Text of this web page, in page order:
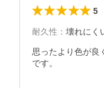
5
耐久性 ： 壊れにく
思ったより色が良
です。